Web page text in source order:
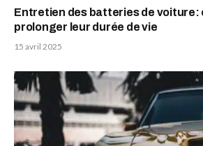
Entretien des batteries de voiture:
prolonger leur durée de vie
15 avril 2025